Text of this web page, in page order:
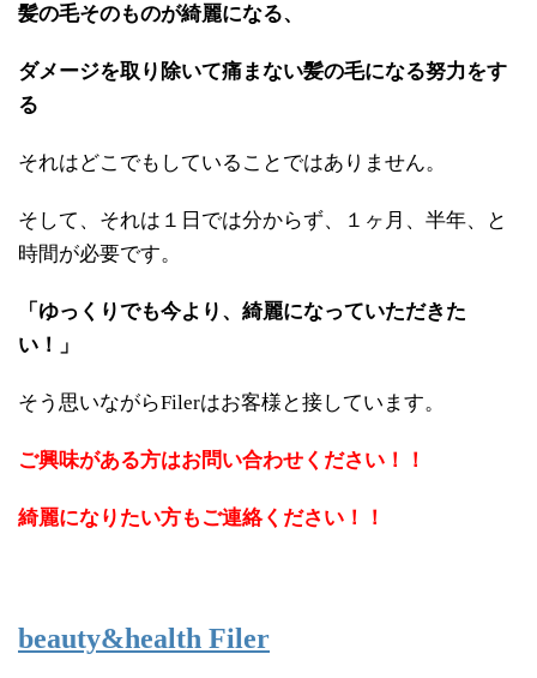
髪の毛そのものが綺麗になる、
ダメージを取り除いて痛まない髪の毛になる努力をす
る
それはどこでもしていることではありません。
そして、それは１日では分からず、１ヶ月、半年、と
時間が必要です。
「ゆっくりでも今より、綺麗になっていただきた
い！」
そう思いながらFilerはお客様と接しています。
ご興味がある方はお問い合わせください！！
綺麗になりたい方もご連絡ください！！
beauty&health Filer